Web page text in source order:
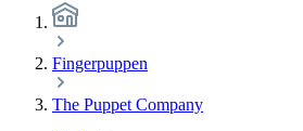
Fingerpuppen
The Puppet Company